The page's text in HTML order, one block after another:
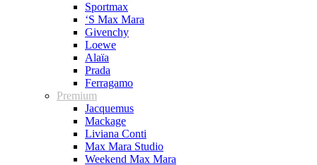
Sportmax
‘S Max Mara
Givenchy
Loewe
Alaïa
Prada
Ferragamo
Premium
Jacquemus
Mackage
Liviana Conti
Max Mara Studio
Weekend Max Mara